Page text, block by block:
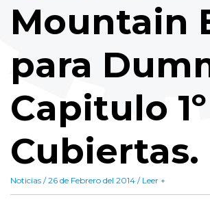
Mountain
para
Capitulo
Cubiertas.
Noticias / 26 de Febrero del 2014 / Leer +